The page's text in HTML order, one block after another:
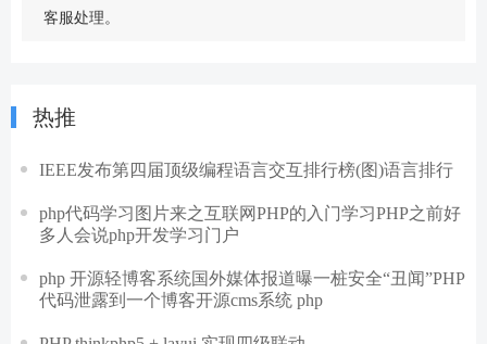
客服处理。
热推
IEEE发布第四届顶级编程语言交互排行榜(图)语言排行
php代码学习图片来之互联网PHP的入门学习PHP之前好
多人会说php开发学习门户
php 开源轻博客系统国外媒体报道曝一桩安全“丑闻”PHP
代码泄露到一个博客开源cms系统 php